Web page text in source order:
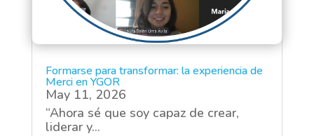
Formarse para transformar: la experiencia de
Merci en YGOR
May 11, 2026
“Ahora sé que soy capaz de crear,
liderar y...